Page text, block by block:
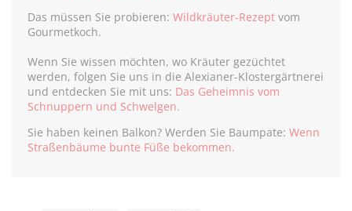
Das müssen Sie probieren: Wildkräuter-Rezept vom
Gourmetkoch.
Wenn Sie wissen möchten, wo Kräuter gezüchtet
werden, folgen Sie uns in die Alexianer-Klostergärtnerei
und entdecken Sie mit uns: Das Geheimnis vom
Schnuppern und Schwelgen.
Sie haben keinen Balkon? Werden Sie Baumpate: Wenn
Straßenbäume bunte Füße bekommen.